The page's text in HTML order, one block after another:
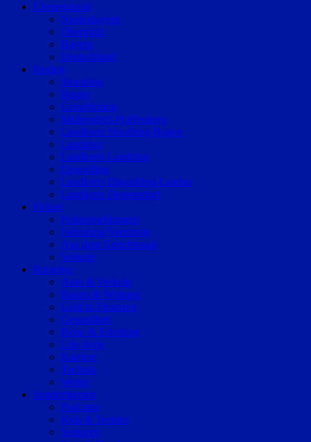
Überregional
Niederbayern
Oberpfalz
Bayern
Deutschland
Region
Straubing
Bogen
Geiselhöring
Mallersdorf-Pfaffenberg
Landkreis Straubing-Bogen
Landshut
Landkreis Landshut
Dingolfing
Landkreis Dingolfing-Landau
Landkreis Deggendorf
Polizei
Polizeimeldungen
Fahndung/Vermisste
Aus dem Gerichtssaal
Verkehr
Ratgeber
Auto & Verkehr
Bauen & Wohnen
Geld & Finanzen
Gesundheit
Reise & Erholung
Life-Style
Karriere
Technik
Wetter
Sonderthemen
Podcasts
Kids & Teenies
Senioren